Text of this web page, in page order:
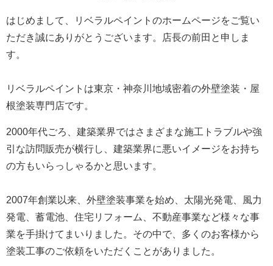
はじめまして、リベラルペイントのホームページをご覧い
ただき誠にありがとうございます。
店長の前田と申しま
す。
リベラルペイントは東京・神奈川地域密着の外壁塗装・屋
根塗装専門店です。
2000年代ごろ、建築業界ではさまざまな施工トラブルや強
引な訪問販売が横行し、建築業界に悪いイメージをお持ち
の方もいらっしゃるかと思います。
2007年創業以来、外壁塗装事業を始め、太陽光発電、風力
発電、蓄電池、住宅リフォーム、不動産事業など様々な事
業を手掛けてまいりました。 その中で、多くのお客様から
塗装工事のご依頼をいただくことがありました。